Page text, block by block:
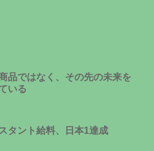
品ではなく、その先の未来を
いる
タント給料、日本1達成